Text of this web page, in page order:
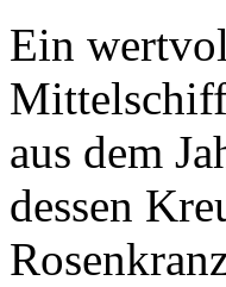
Ein
aus dem
dessen